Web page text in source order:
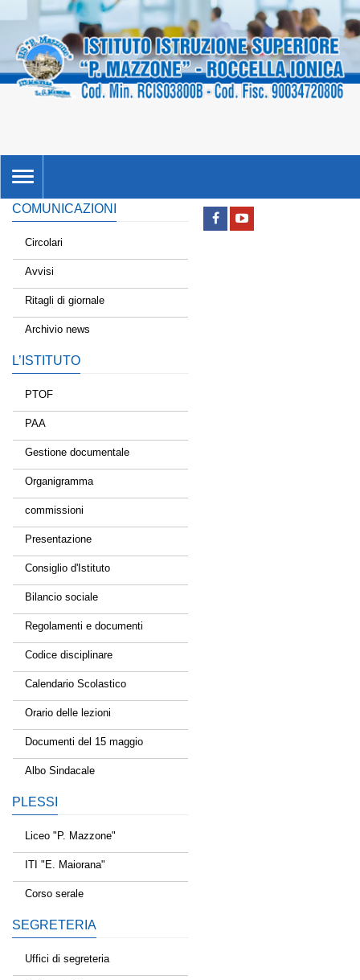
TOGGLE
NAVIGATION
COMUNICAZIONI
Circolari
Avvisi
Ritagli di giornale
Archivio news
L’ISTITUTO
PTOF
PAA
Gestione documentale
Organigramma
commissioni
Presentazione
Consiglio d'Istituto
Bilancio sociale
Regolamenti e documenti
Codice disciplinare
Calendario Scolastico
Orario delle lezioni
Documenti del 15 maggio
Albo Sindacale
PLESSI
Liceo "P. Mazzone"
ITI "E. Maiorana"
Corso serale
SEGRETERIA
Uffici di segreteria